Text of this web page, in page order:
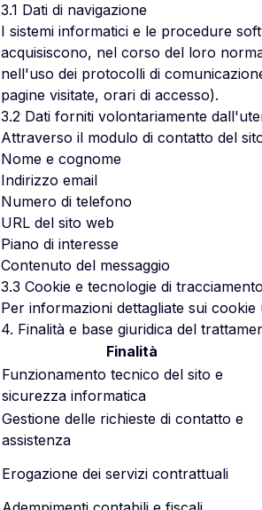
3.1 Dati di navigazione
I sistemi informatici e le procedure
acquisiscono, nel corso del loro
nell'uso dei protocolli di
pagine visitate, orari di accesso).
3.2 Dati forniti volontariamente
Attraverso il modulo di contatto del
Nome e cognome
Indirizzo email
Numero di telefono
URL del sito web
Piano di interesse
Contenuto del messaggio
3.3 Cookie e tecnologie di tracciamento
Per informazioni dettagliate sui
4. Finalità e base giuridica del
Finalità
Funzionamento tecnico del sito e
sicurezza informatica
Gestione delle richieste di contatto e
assistenza
Erogazione dei servizi contrattuali